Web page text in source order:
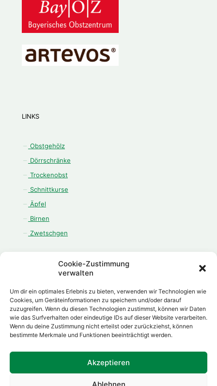
Cookie-Zustimmung
verwalten
Um dir ein optimales Erlebnis zu bieten, verwenden wir Technologien wie
Cookies, um Geräteinformationen zu speichern und/oder darauf
zuzugreifen. Wenn du diesen Technologien zustimmst, können wir Daten
wie das Surfverhalten oder eindeutige IDs auf dieser Website verarbeiten.
Wenn du deine Zustimmung nicht erteilst oder zurückziehst, können
bestimmte Merkmale und Funktionen beeinträchtigt werden.
Akzeptieren
Ablehnen
LINKS
Obstgehölz
Dörrschränke
Trockenobst
Schnittkurse
Äpfel
Birnen
Zwetschgen
ÖFFNUNGSZEITEN
Montag - Freitag:
08.00 Uhr - 12.00 Uhr
13.00 Uhr - 18.00 Uhr
Samstag: